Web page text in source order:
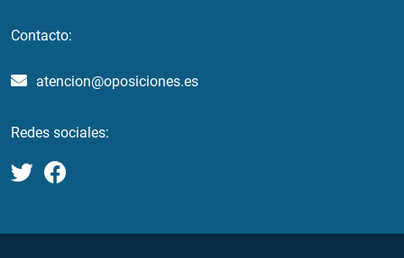
Contacto:
atencion@oposiciones.es
Redes sociales: